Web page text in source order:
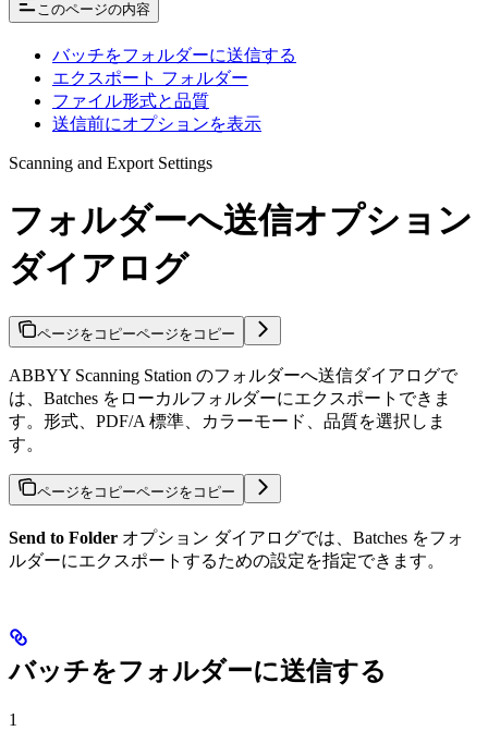
このページの内容
バッチをフォルダーに送信する
エクスポート フォルダー
ファイル形式と品質
送信前にオプションを表示
Scanning and Export Settings
フォルダーへ送信オプション
ダイアログ
ページをコピーページをコピー
ABBYY Scanning Station のフォルダーへ送信ダイアログで
は、Batches をローカルフォルダーにエクスポートできま
す。形式、PDF/A 標準、カラーモード、品質を選択しま
す。
ページをコピーページをコピー
Send to Folder オプション ダイアログでは、Batches をフォ
ルダーにエクスポートするための設定を指定できます。
バッチをフォルダーに送信する
1